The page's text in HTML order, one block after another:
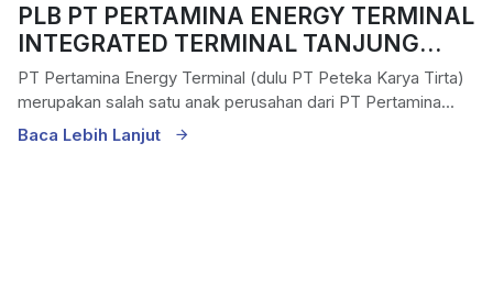
PLB PT PERTAMINA ENERGY TERMINAL
INTEGRATED TERMINAL TANJUNG
UBAN
PT Pertamina Energy Terminal (dulu PT Peteka Karya Tirta)
merupakan salah satu anak perusahan dari PT Pertamina...
Baca Lebih Lanjut